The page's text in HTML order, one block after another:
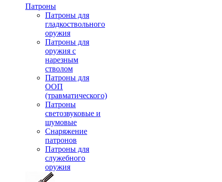
Патроны
Патроны для
гладкоствольного
оружия
Патроны для
оружия с
нарезным
стволом
Патроны для
ООП
(травматического)
Патроны
светозвуковые и
шумовые
Снаряжение
патронов
Патроны для
служебного
оружия